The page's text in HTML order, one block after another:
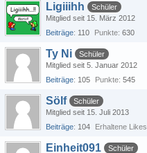
Ligiiihh
Schüler
Mitglied seit 15. März 2012
Beiträge 110 Punkte 630
Ty Ni
Schüler
Mitglied seit 5. Januar 2012
Beiträge 105 Punkte 545
Sölf
Schüler
Mitglied seit 15. Juli 2013
Beiträge 104 Erhaltene Likes
Einheit091
Schüler